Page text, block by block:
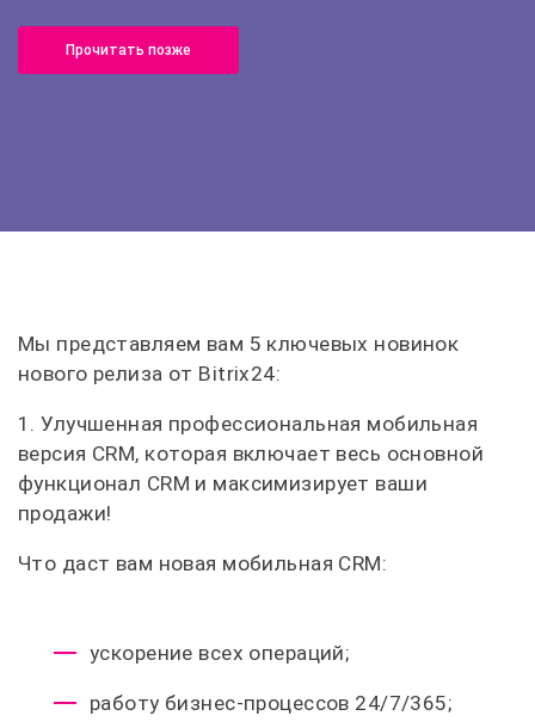
Прочитать позже
Мы представляем вам 5 ключевых новинок
нового релиза от Bitrix24:
1. Улучшенная профессиональная мобильная
версия CRM, которая включает весь основной
функционал CRM и максимизирует ваши
продажи!
Что даст вам новая мобильная CRM:
ускорение всех операций;
работу бизнес-процессов 24/7/365;